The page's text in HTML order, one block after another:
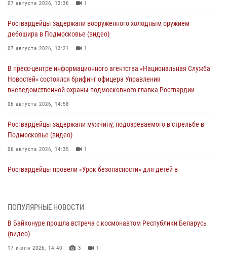
07 августа 2026, 13:36 1
Росгвардейцы задержали вооруженного холодным оружием
дебошира в Подмосковье (видео)
07 августа 2026, 13:21 1
В пресс-центре информационного агентства «Национальная Служба
Новостей» состоялся брифинг офицера Управления
вневедомственной охраны подмосковного главка Росгвардии
06 августа 2026, 14:58
Росгвардейцы задержали мужчину, подозреваемого в стрельбе в
Подмосковье (видео)
06 августа 2026, 14:35 1
Росгвардейцы провели «Урок безопасности» для детей в
подозреваемые в организации незаконной миграции и
изготовлении поддельных документов (видео)
05 августа 2026, 15:48
ПОПУЛЯРНЫЕ НОВОСТИ
В Байконуре прошла встреча с космонавтом Республики Беларусь
(видео)
17 июля 2026, 14:40 3 1